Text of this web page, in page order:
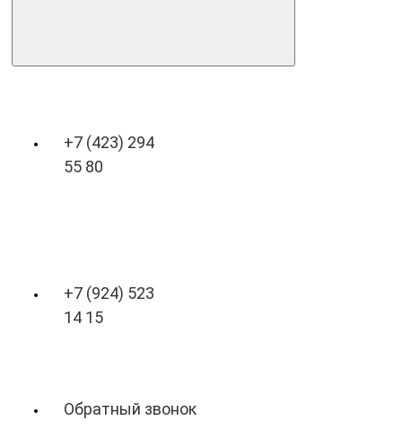
+7 (423) 294
55 80
+7 (924) 523
14 15
Обратный звонок